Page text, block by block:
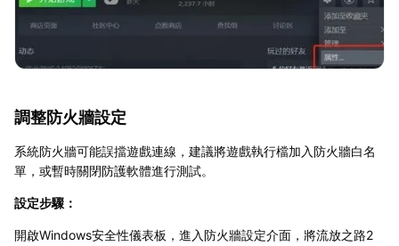
調整防火牆設定
系統防火牆可能誤擋遊戲連線，建議將遊戲執行檔加入防火牆白名
單，或暫時關閉防護軟體進行測試。
設定步驟：
開啟Windows安全性儀表板，進入防火牆設定介面，將流放之路2